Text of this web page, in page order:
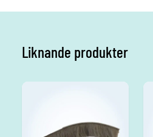
Liknande produkter